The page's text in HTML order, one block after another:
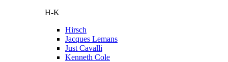
H-K
Hirsch
Jacques Lemans
Just Cavalli
Kenneth Cole